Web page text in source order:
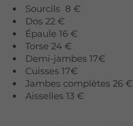
Sourcils 8 €
Dos 22 €
Épaule 16 €
Torse 24 €
Demi-jambes 17€
Cuisses 17€
Jambes complètes 26 €
Aisselles 13 €